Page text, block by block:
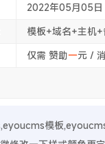
2022年05月05日
模板+域名+主机
仅需 赞助一元 /
模板